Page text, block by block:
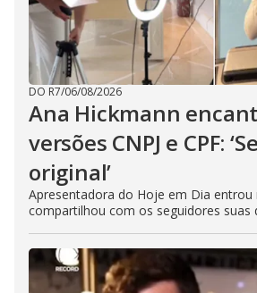
DO R7/06/08/2026
Ana Hickmann
versões CNPJ e CPF:
original’
Apresentadora do Hoje em Dia entrou
compartilhou com os seguidores suas